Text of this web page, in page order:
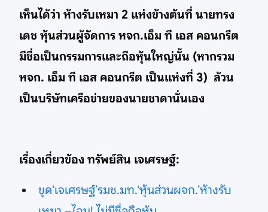
เห็นได้ว่า ห้างรับเหมา 2 แห่งข้างต้นที่ นายทรง
เดช หุ้นส่วนผู้จัดการ หจก.เอ็ม ที เอส คอนกรีต
มีชื่อเป็นกรรมการและถือหุ้นใหญ่นั้น (หากรวม
หจก. เอ็ม ที เอส คอนกรีต เป็นแห่งที่ 3) ล้วน
เป็นบริษัทเครือข่ายของนายชาดานั่นเอง
เรื่องเกี่ยวข้อง ทรัพย์สิน เจเศรษฐ์:
ขุด‘เจเศรษฐ์’รมช.มท.‘หุ้นส่วนผจก.’ห้างรับ